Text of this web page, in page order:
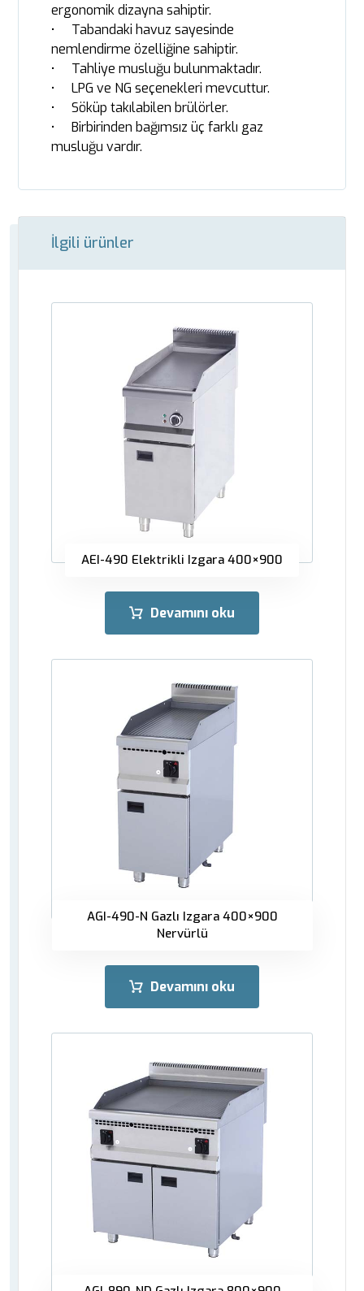
ergonomik dizayna sahiptir.
• Tabandaki havuz sayesinde
nemlendirme özelliğine sahiptir.
• Tahliye musluğu bulunmaktadır.
• LPG ve NG seçenekleri mevcuttur.
• Söküp takılabilen brülörler.
• Birbirinden bağımsız üç farklı gaz
musluğu vardır.
İlgili ürünler
AEI-490 Elektrikli Izgara 400×900
Devamını oku
AGI-490-N Gazlı Izgara 400×900
Nervürlü
Devamını oku